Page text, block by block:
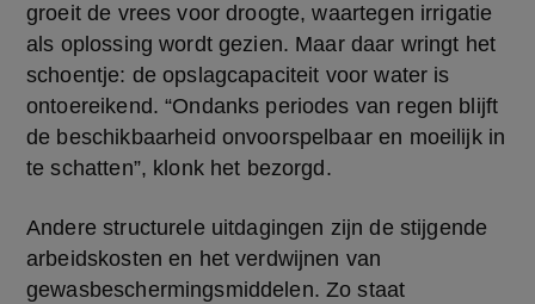
groeit de vrees voor droogte, waartegen irrigatie
als oplossing wordt gezien. Maar daar wringt het
schoentje: de opslagcapaciteit voor water is
ontoereikend. “Ondanks periodes van regen blijft
de beschikbaarheid onvoorspelbaar en moeilijk in
te schatten”, klonk het bezorgd.
Andere structurele uitdagingen zijn de stijgende
arbeidskosten en het verdwijnen van
gewasbeschermingsmiddelen. Zo staat